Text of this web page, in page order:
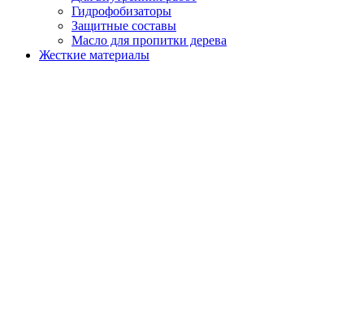
Гидрофобизаторы
Защитные составы
Масло для пропитки дерева
Жесткие материалы